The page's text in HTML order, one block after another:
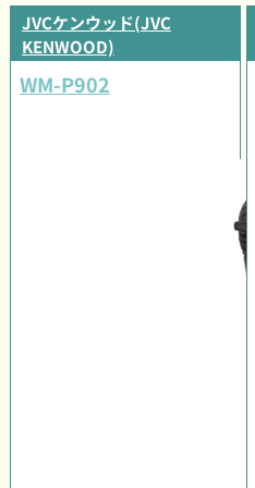
JVCケンウッド(JVC
KENWOOD)
WM-P902